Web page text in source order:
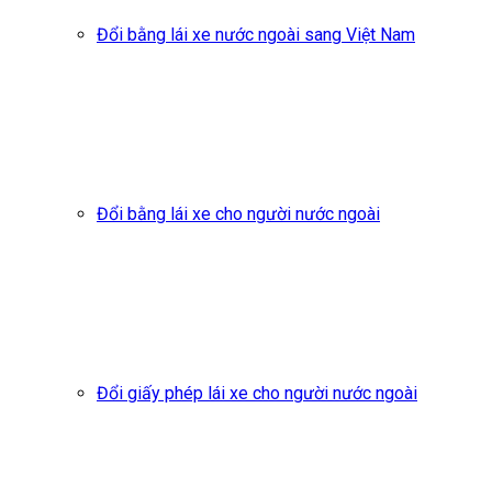
Đổi bằng lái xe nước ngoài sang Việt Nam
Đổi bằng lái xe cho người nước ngoài
Đổi giấy phép lái xe cho người nước ngoài